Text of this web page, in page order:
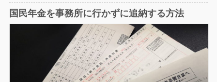
稿
日
テ
国民年金を事務所に行かずに追納する方法